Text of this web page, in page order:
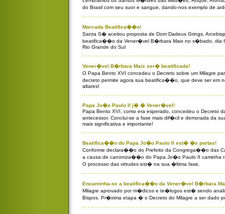
do Brasil com seu suor e sangue, dando-nos exemplo de
Marcada Beatifica��o!
Santa S� aceitou proposta de Dom Dadeus Grings,
beatifica��o da Vener�vel B�rbara Maix no s�bado, dia
Rio Grande do Sul
Vener�vel B�rbara Maix ser� beatificada!
O Papa Bento XVI concedeu o Decreto sobre um Milagre
decreto permite agora sua beatifica��o, que deve ser em
altares!
Papa Jo�o Paulo II j� � Vener�vel!
Papa Bento XVI, como era esperado, concedeu o Decreto
antecessor. Conclui-se a fase mais dif�cil e demorada da
mais significativa e importante!
Beatifica��o do Papa Jo�o Paulo II est� �s portas!
Conforme declara��o do Prefeito da Congrega��o das
a causa de canoniza��o do Papa Jo�o Paulo II caminha
O processo das virtudes est� na sua �ltima fase.
Encaminha-se a beatifica��o da Vener�vel B�rbara
Milagre aprovado por m�dicos e te�logos est� sendo
Bispos. Pr�xima etapa � o Decreto do Milagre a ser dado